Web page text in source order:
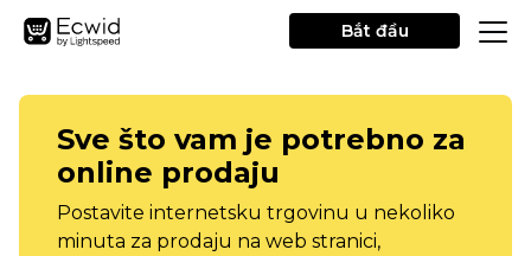
Bắt đầu
Sve što vam je potrebno za
online prodaju
Postavite internetsku trgovinu u nekoliko
minuta za prodaju na web stranici,